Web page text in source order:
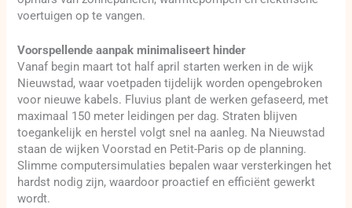
voertuigen op te vangen.
Voorspellende aanpak minimaliseert hinder
Vanaf begin maart tot half april starten werken in de wijk
Nieuwstad, waar voetpaden tijdelijk worden opengebroken
voor nieuwe kabels. Fluvius plant de werken gefaseerd, met
maximaal 150 meter leidingen per dag. Straten blijven
toegankelijk en herstel volgt snel na aanleg. Na Nieuwstad
staan de wijken Voorstad en Petit-Paris op de planning.
Slimme computersimulaties bepalen waar versterkingen het
hardst nodig zijn, waardoor proactief en efficiënt gewerkt
wordt.